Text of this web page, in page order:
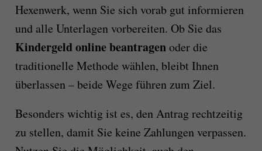
Hexenwerk, wenn Sie sich vorab gut informieren
und alle Unterlagen vorbereiten. Ob Sie das
Kindergeld online beantragenoder die
traditionelle Methode wählen, bleibt Ihnen
überlassen – beide Wege führen zum Ziel.
Besonders wichtig ist es, den Antrag rechtzeitig
zu stellen, damit Sie keine Zahlungen verpassen.